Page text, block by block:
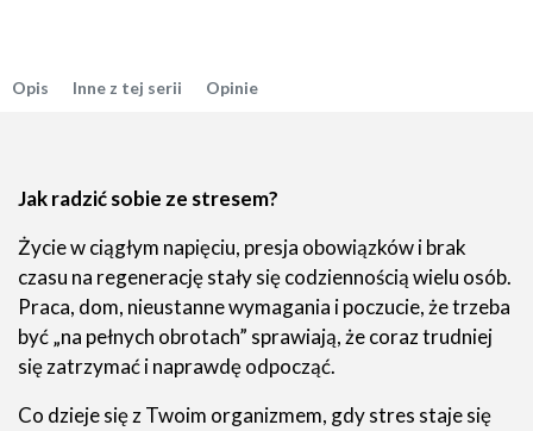
Opis Inne z tej serii Opinie
Jak radzić sobie ze stresem?
Życie w ciągłym napięciu, presja obowiązków i brak
czasu na regenerację stały się codziennością wielu osób.
Praca, dom, nieustanne wymagania i poczucie, że trzeba
być „na pełnych obrotach” sprawiają, że coraz trudniej
się zatrzymać i naprawdę odpocząć.
Co dzieje się z Twoim organizmem, gdy stres staje się